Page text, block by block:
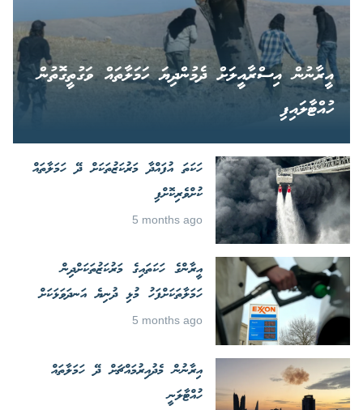
އީރާނުން އިސްރާއީލަށް ދެމުންދިޔަ ހަމަލާތައް ވަގުތީގޮތުން
ހުއްޓާލައިފި
ހަކަތަ އުފައްދާ މަރުކަޒުތަކަށް ދޭ ހަމަލާތައް
ކުށްވެރިކޮށްފި
5 months ago
އީރާންގެ ހަކަތައިގެ މަރުކަޒުތަކަށްދިން
ހަމަލާތަކަށްފަހު މުޅި ދުނިޔެ އަނދަވަޅަކަށް
5 months ago
އިރާނުން މެދުއިރުމައްޗަށް ދޭ ހަމަލާތައް
ހުއްޓާލަނީ